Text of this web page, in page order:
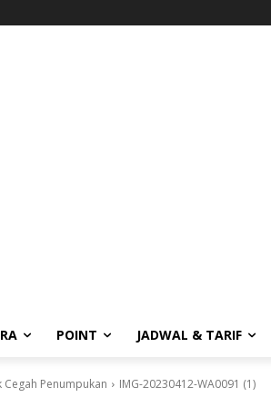
POINT JADWAL & TARIF
Cegah Penumpukan IMG-20230412-WA0091 (1)